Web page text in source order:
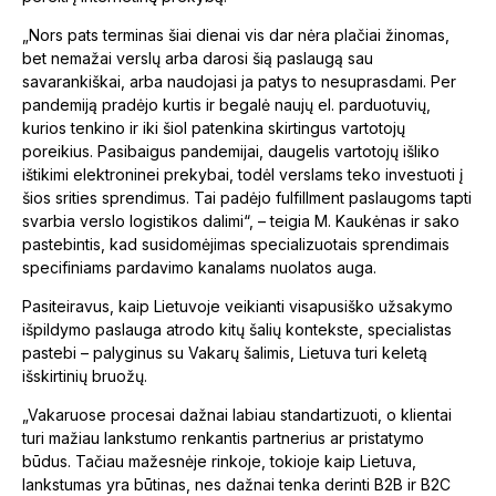
„Nors pats terminas šiai dienai vis dar nėra plačiai žinomas,
bet nemažai verslų arba darosi šią paslaugą sau
savarankiškai, arba naudojasi ja patys to nesuprasdami. Per
pandemiją pradėjo kurtis ir begalė naujų el. parduotuvių,
kurios tenkino ir iki šiol patenkina skirtingus vartotojų
poreikius. Pasibaigus pandemijai, daugelis vartotojų išliko
ištikimi elektroninei prekybai, todėl verslams teko investuoti į
šios srities sprendimus. Tai padėjo fulfillment paslaugoms tapti
svarbia verslo logistikos dalimi“, – teigia M. Kaukėnas ir sako
pastebintis, kad susidomėjimas specializuotais sprendimais
specifiniams pardavimo kanalams nuolatos auga.
Pasiteiravus, kaip Lietuvoje veikianti visapusiško užsakymo
išpildymo paslauga atrodo kitų šalių kontekste, specialistas
pastebi – palyginus su Vakarų šalimis, Lietuva turi keletą
išskirtinių bruožų.
„Vakaruose procesai dažnai labiau standartizuoti, o klientai
turi mažiau lankstumo renkantis partnerius ar pristatymo
būdus. Tačiau mažesnėje rinkoje, tokioje kaip Lietuva,
lankstumas yra būtinas, nes dažnai tenka derinti B2B ir B2C